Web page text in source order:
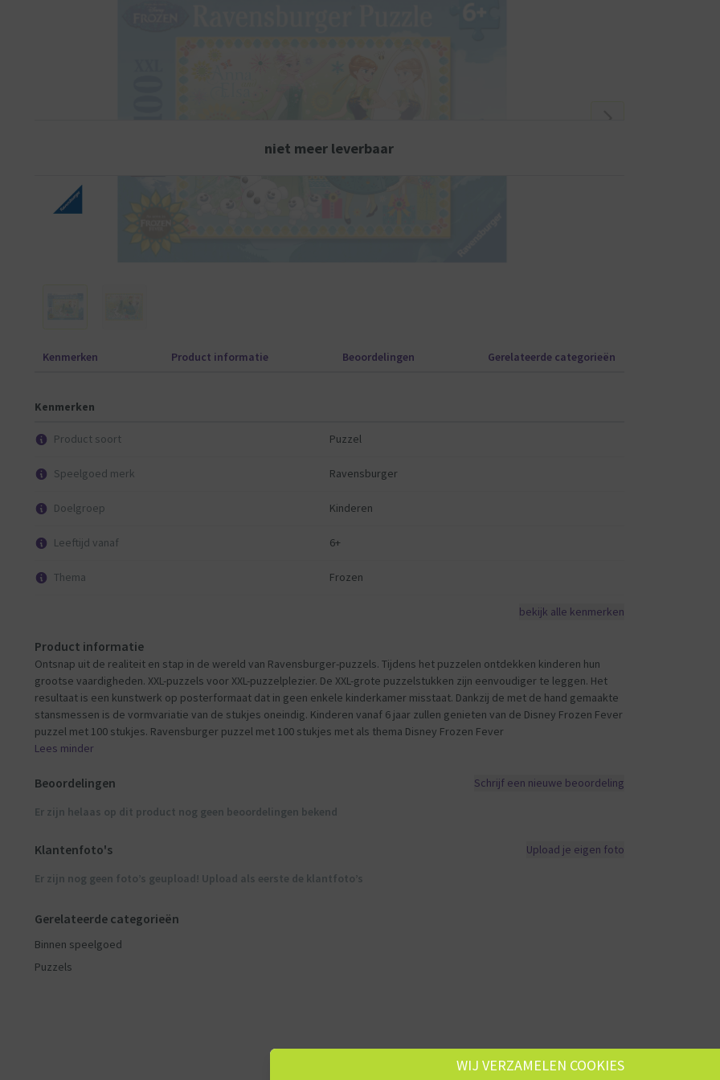
niet meer leverbaar
Kenmerken Product informatie Beoordelingen Gerelateerde categorieën
Kenmerken
Product soort Puzzel
Speelgoed merk Ravensburger
Doelgroep Kinderen
Leeftijd vanaf 6+
Thema Frozen
bekijk alle kenmerken
Product informatie
Ontsnap uit de realiteit en stap in de wereld van Ravensburger-puzzels. Tijdens het puzzelen ontdekken kinderen hun
grootse vaardigheden. XXL-puzzels voor XXL-puzzelplezier. De XXL-grote puzzelstukken zijn eenvoudiger te leggen. Het
resultaat is een kunstwerk op posterformaat dat in geen enkele kinderkamer misstaat. Dankzij de met de hand gemaakte
stansmessen is de vormvariatie van de stukjes oneindig. Kinderen vanaf 6 jaar zullen genieten van de Disney Frozen Fever
puzzel met 100 stukjes. Ravensburger puzzel met 100 stukjes met als thema Disney Frozen Fever
Lees minder
Beoordelingen
Schrijf een nieuwe beoordeling
Er zijn helaas op dit product nog geen beoordelingen bekend
Klantenfoto's
Upload je eigen foto
Er zijn nog geen foto’s geupload! Upload als eerste de klantfoto’s
Gerelateerde categorieën
Binnen speelgoed
Puzzels
WIJ VERZAMELEN COOKIES